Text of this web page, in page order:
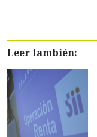
Leer también: